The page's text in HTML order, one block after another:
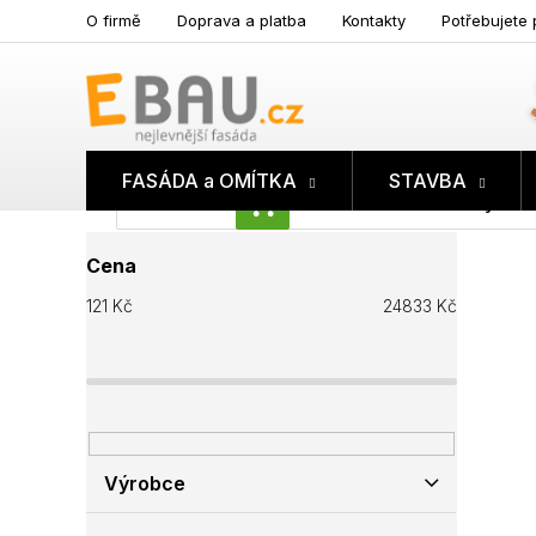
na
O firmě Doprava a platba Kontakty Potřebujete
NÁKUPNÍ
FASÁDA a OMÍTKA STAVBA
o
s
a
n
í
a
Cena
121 Kč 24833 Kč
Výrobce